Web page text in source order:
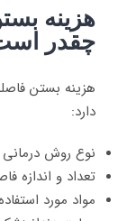
هزینه
چقدر
هزینه بستن
دارد:
نوع روش درمانی
تعداد و اندازه
مواد مورد